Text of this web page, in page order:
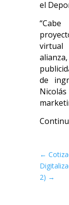
el
de
←
2) →